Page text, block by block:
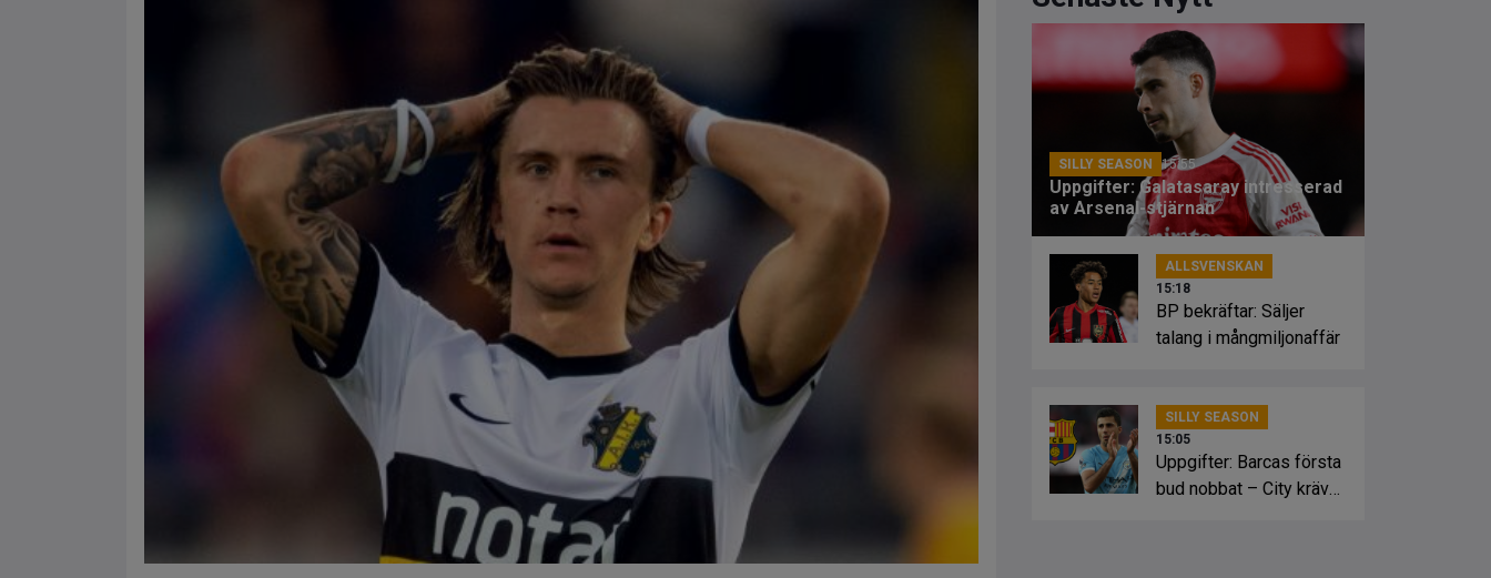
SILLY SEASON 15:55
Uppgifter: Galatasaray intresserad
av Arsenal-stjärnan
ALLSVENSKAN
15:18
BP bekräftar: Säljer
talang i mångmiljonaffär
SILLY SEASON
15:05
Uppgifter: Barcas första
bud nobbat – City kräver